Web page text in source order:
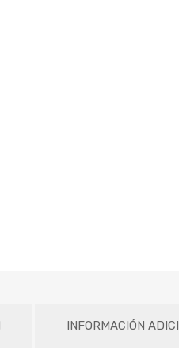
INFORMACIÓN